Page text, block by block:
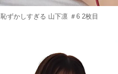
恥ずかしすぎる 山下凛 ＃6 2枚目